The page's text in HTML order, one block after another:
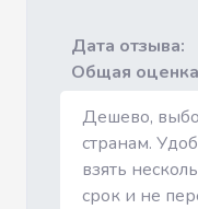
Дата отзыва:
Общая
Дешево,
странам.
взять
срок и не